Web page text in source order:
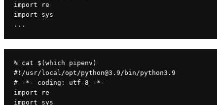
import re
import sys
...
% cat $(which pipenv)
#!/usr/local/opt/python@3.9/bin/python3.9
# -*- coding: utf-8 -*-
import re
import sys